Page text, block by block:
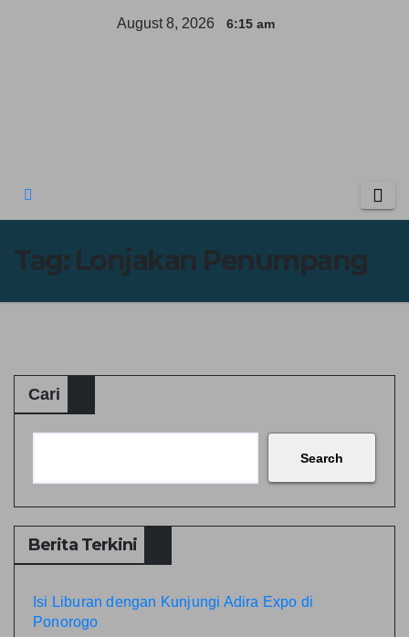
August 8, 2026 6:15 am
Tag: Lonjakan Penumpang
Cari
Search
Berita Terkini
Isi Liburan dengan Kunjungi Adira Expo di
Ponorogo